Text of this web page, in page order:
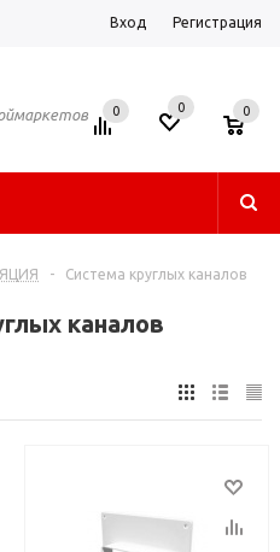
Вход Регистрация
0 0 0
- Система круглых каналов
каналов